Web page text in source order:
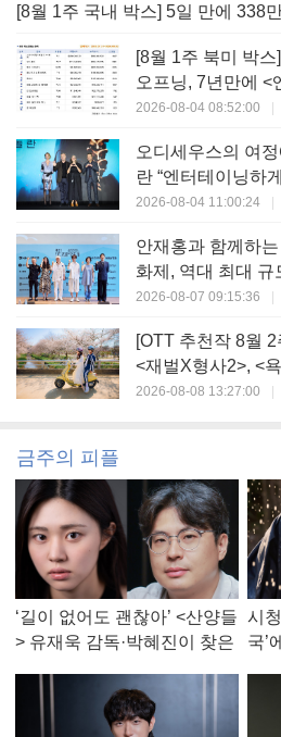
[8월 1주 북미 박
오프닝, 7년만에 <
2026-08-04 08:52:00 |
오디세우스의 여
란 “엔터테이닝하
2026-08-04 11:00:24 |
안재홍과 함께하
화제, 역대 최대 규
2026-08-07 09:15:36 |
[OTT 추천작 8월
<재벌X형사2>, <
2026-08-08 13:27:00 |
금주의 피플
‘길이 없어도 괜찮아’ <산양들
> 유재욱 감독·박혜진이 찾은
시
국’